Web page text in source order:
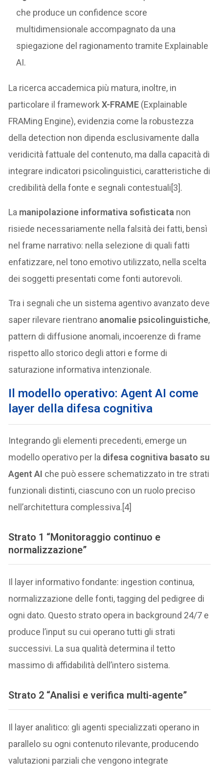
che produce un confidence score
multidimensionale accompagnato da una
spiegazione del ragionamento tramite Explainable
AI.
La ricerca accademica più matura, inoltre, in
particolare il frameworkX-FRAME (Explainable
FRAMing Engine), evidenzia come la robustezza
della detection non dipenda esclusivamente dalla
veridicità fattuale del contenuto, ma dalla capacità di
integrare indicatori psicolinguistici, caratteristiche di
credibilità della fonte e segnali contestuali[3].
La manipolazione informativa sofisticata non
risiede necessariamente nella falsità dei fatti, bensì
nel frame narrativo: nella selezione di quali fatti
enfatizzare, nel tono emotivo utilizzato, nella scelta
dei soggetti presentati come fonti autorevoli.
Tra i segnali che un sistema agentivo avanzato deve
saper rilevare rientrano anomalie psicolinguistiche,
pattern di diffusione anomali, incoerenze di frame
rispetto allo storico degli attori e forme di
saturazione informativa intenzionale.
Il modello operativo: Agent AI come
layer della difesa cognitiva
Integrando gli elementi precedenti, emerge un
modello operativo per la difesa cognitiva basato su
Agent AI che può essere schematizzato in tre strati
funzionali distinti, ciascuno con un ruolo preciso
nell’architettura complessiva.[4]
Strato 1 “Monitoraggio continuo e
normalizzazione”
Il layer informativo fondante: ingestion continua,
normalizzazione delle fonti, tagging del pedigree di
ogni dato. Questo strato opera in background 24/7 e
produce l’input su cui operano tutti gli strati
successivi. La sua qualità determina il tetto
massimo di affidabilità dell’intero sistema.
Strato 2 “Analisi e verifica multi-agente”
Il layer analitico: gli agenti specializzati operano in
parallelo su ogni contenuto rilevante, producendo
valutazioni parziali che vengono integrate